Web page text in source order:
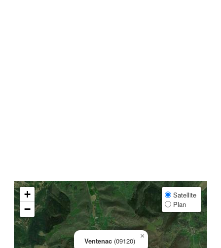
Ventenac (09120)
×
+
−
Satellite
Plan